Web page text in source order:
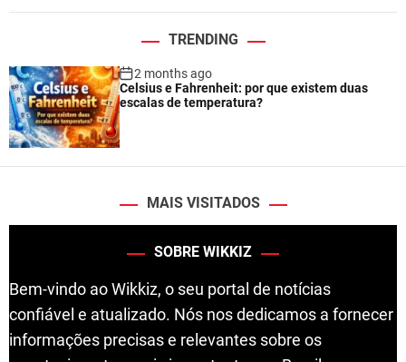
TRENDING
2 months ago
Celsius e Fahrenheit: por que existem duas
escalas de temperatura?
MAIS VISITADOS
SOBRE WIKKIZ
Bem-vindo ao Wikkiz, o seu portal de notícias
confiável e atualizado. Nós nos dedicamos a fornecer
informações precisas e relevantes sobre os